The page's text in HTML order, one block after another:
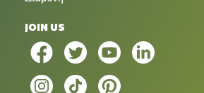
JOIN US